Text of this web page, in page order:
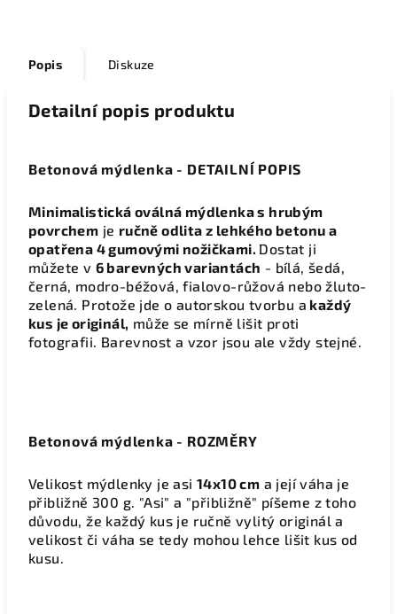
Popis Diskuze
Detailní popis produktu
Betonová mýdlenka - DETAILNÍ POPIS
Minimalistická oválná mýdlenka s hrubým
povrchem je ručně odlita z lehkého betonu a
opatřena 4 gumovými nožičkami. Dostat ji
můžete v 6 barevných variantách - bílá, šedá,
černá, modro-béžová, fialovo-růžová nebo žluto-
zelená. Protože jde o autorskou tvorbu a každý
kus je originál, může se mírně lišit proti
fotografii. Barevnost a vzor jsou ale vždy stejné.
Betonová mýdlenka - ROZMĚRY
Velikost mýdlenky je asi 14x10 cm a její váha je
přibližně 300 g. "Asi" a "přibližně" píšeme z toho
důvodu, že každý kus je ručně vylitý originál a
velikost či váha se tedy mohou lehce lišit kus od
kusu.